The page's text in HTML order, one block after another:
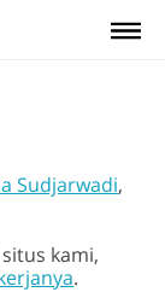
Sudjarwadi,
kami,
.